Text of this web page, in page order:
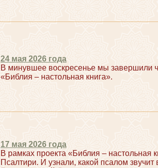
24 мая 2026 года
В минувшее воскресенье мы завершили
«Библия – настольная книга».
17 мая 2026 года
В рамках проекта «Библия – настольная
Псалтири. И узнали, какой псалом